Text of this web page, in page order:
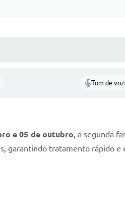
Tom de voz:
e 05 de outubro, a segunda
garantindo tratamento rápido e